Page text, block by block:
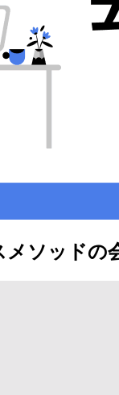
メソッド